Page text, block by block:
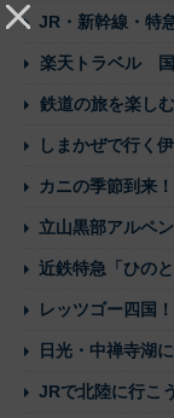
JR・新幹線・特
楽天トラベル
鉄道の旅を楽し
しまかぜで行く
カニの季節到来
立山黒部アルペ
近鉄特急「ひのと
レッツゴー四国
日光・中禅寺湖
JRで北陸に行こ